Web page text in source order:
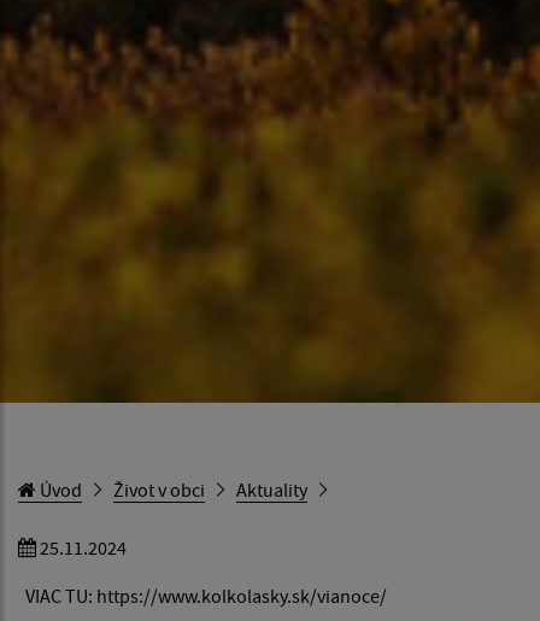
Úvod Život v obci Aktuality
25.11.2024
VIAC TU: https://www.kolkolasky.sk/vianoce/